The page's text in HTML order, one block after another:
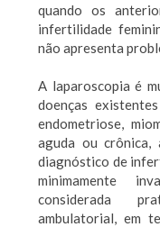
quando os
infertilidade
não apresenta
A laparoscopia é
doenças
endometriose,
aguda ou crônica,
diagnóstico de
minimamente
considerada
ambulatorial, em